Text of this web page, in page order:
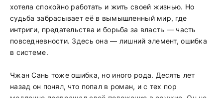
хотела спокойно работать и жить своей жизнью. Но
судьба забрасывает её в вымышленный мир, где
интриги, предательства и борьба за власть — часть
повседневности. Здесь она — лишний элемент, ошибка
в системе.
Чжан Сань тоже ошибка, но иного рода. Десять лет
назад он понял, что попал в роман, и с тех пор